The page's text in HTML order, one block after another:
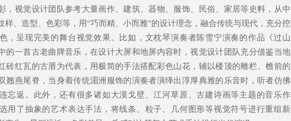
，视觉设计团队参考大量画作、建筑、器物、服饰、民俗、家居等史料，从中
样、造型、色彩等，用“巧而精、小而雅”的设计理念，融合传统与现代，充分挖
，呈现完美的舞台视觉效果。比如，文枕琴演奏者陈雪宁演奏的作品《过山
的一首古老曲牌音乐，在设计大屏和地屏内容时，视觉设计团队充分借鉴当地
砖红瓦的古厝为代表，用极简的手法搭配彩色山花，辅以楼顶的雕栏、檐前的
翘燕尾脊，当身着传统湄洲服饰的演奏者演绎出淳厚典雅的乐音时，听者仿佛
忘返。此外，还有很多诸如大漠戈壁、江河草原、古建诗画等主题的音乐作
用了抽象的艺术表达手法，将线条、粒子、几何图形等视觉符号进行重组新